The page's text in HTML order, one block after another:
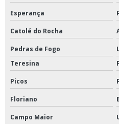
Esperança
Catolé do Rocha
Pedras de Fogo
Teresina
Picos
Floriano
Campo Maior